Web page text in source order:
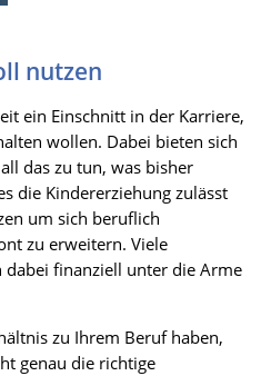
nutzen
ein Einschnitt in der Karriere,
wollen. Dabei bieten sich
das zu tun, was bisher
die Kindererziehung zulässt
um sich beruflich
zu erweitern. Viele
finanziell unter die Arme
zu Ihrem Beruf haben,
genau die richtige